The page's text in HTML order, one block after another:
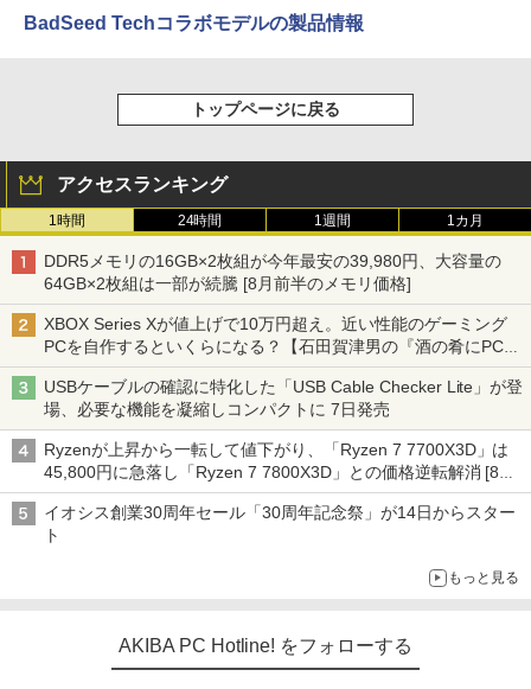
BadSeed Techコラボモデルの製品情報
トップページに戻る
アクセスランキング
1時間 24時間 1週間 1カ月
DDR5メモリの16GB×2枚組が今年最安の39,980円、大容量の
64GB×2枚組は一部が続騰 [8月前半のメモリ価格]
XBOX Series Xが値上げで10万円超え。近い性能のゲーミング
PCを自作するといくらになる？【石田賀津男の『酒の肴にPCゲ
ーム』】
USBケーブルの確認に特化した「USB Cable Checker Lite」が登
場、必要な機能を凝縮しコンパクトに 7日発売
Ryzenが上昇から一転して値下がり、「Ryzen 7 7700X3D」は
45,800円に急落し「Ryzen 7 7800X3D」との価格逆転解消 [8月
前半のCPU価格]
イオシス創業30周年セール「30周年記念祭」が14日からスター
ト
もっと見る
AKIBA PC Hotline! をフォローする